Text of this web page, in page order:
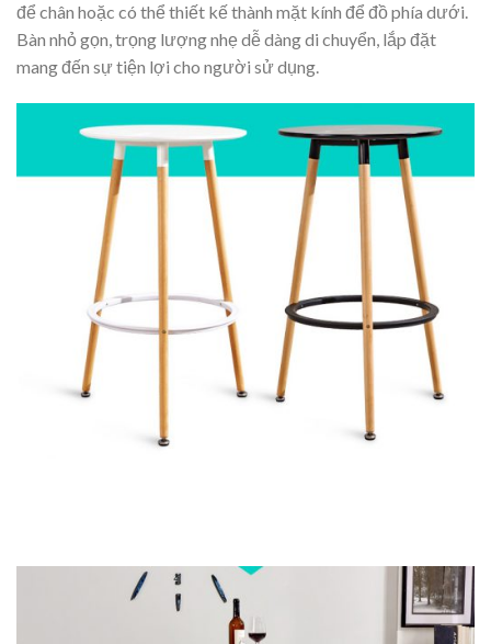
để chân hoặc có thể thiết kế thành mặt kính để đồ phía dưới.
Bàn nhỏ gọn, trọng lượng nhẹ dễ dàng di chuyển, lắp đặt
mang đến sự tiện lợi cho người sử dụng.